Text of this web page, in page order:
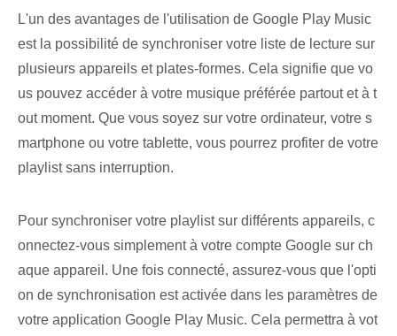
L'un des avantages de l'utilisation de Google Play Music
est la possibilité de synchroniser votre liste de lecture sur
plusieurs appareils et plates-formes. Cela signifie que vo
us pouvez accéder à votre musique préférée partout et à t
out moment. Que vous soyez sur votre ordinateur, votre s
martphone ou votre tablette, vous pourrez profiter de votre
playlist sans interruption.
Pour synchroniser votre playlist sur différents appareils, c
onnectez-vous simplement à votre compte Google sur ch
aque appareil. Une fois connecté, assurez-vous que l'opti
on de synchronisation est activée dans les paramètres de
votre application Google Play Music. Cela permettra à vot